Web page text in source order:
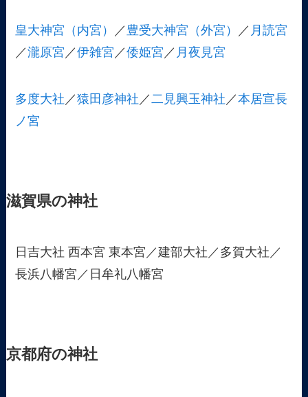
皇大神宮（内宮） ／ 豊受大神宮（外宮） ／ 月読宮
／瀧原宮 ／伊雑宮 ／倭姫宮 ／ 月夜見宮
多度大社 ／猿田彦神社 ／ 二見興玉神社 ／本居宣長
ノ宮
滋賀県の神社
日吉大社 西本宮 東本宮／建部大社／多賀大社／
長浜八幡宮／日牟礼八幡宮
京都府の神社